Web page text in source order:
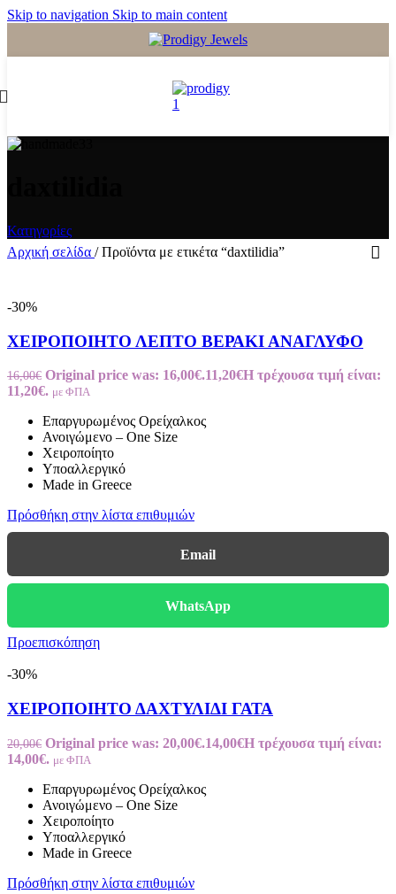
Skip to navigation Skip to main content
Κατηγορίες
Αρχική σελίδα / Προϊόντα με ετικέτα “daxtilidia”
-30%
ΧΕΙΡΟΠΟΙΗΤΟ ΛΕΠΤΟ ΒΕΡΑΚΙ ΑΝΑΓΛΥΦΟ
16,00€ Original price was: 16,00€.11,20€Η τρέχουσα τιμή είναι:
11,20€. με ΦΠΑ
Επαργυρωμένος Ορείχαλκος
Ανοιγώμενο – One Size
Χειροποίητο
Υποαλλεργικό
Made in Greece
Πρόσθήκη στην λίστα επιθυμιών
Email
WhatsApp
Προεπισκόπηση
-30%
ΧΕΙΡΟΠΟΙΗΤΟ ΔΑΧΤΥΛΙΔΙ ΓΑΤΑ
20,00€ Original price was: 20,00€.14,00€Η τρέχουσα τιμή είναι:
14,00€. με ΦΠΑ
Επαργυρωμένος Ορείχαλκος
Ανοιγώμενο – One Size
Χειροποίητο
Υποαλλεργικό
Made in Greece
Πρόσθήκη στην λίστα επιθυμιών